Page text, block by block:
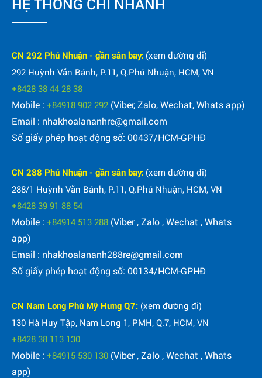
CN 292 Phú Nhuận - gần sân bay: (xem đường đi)
292 Huỳnh Văn Bánh, P.11, Q.Phú Nhuận, HCM, VN
+8428 38 44 28 38
Mobile : +84918 902 292 (Viber, Zalo, Wechat, Whats app)
Email : nhakhoalananhre@gmail.com
Số giấy phép hoạt động số: 00437/HCM-GPHĐ
CN 288 Phú Nhuận - gần sân bay: (xem đường đi)
288/1 Huỳnh Văn Bánh, P.11, Q.Phú Nhuận, HCM, VN
+8428 39 91 88 54
Mobile : +84914 513 288 (Viber , Zalo , Wechat , Whats
app)
Email : nhakhoalananh288re@gmail.com
Số giấy phép hoạt động số: 00134/HCM-GPHĐ
CN Nam Long Phú Mỹ Hưng Q7: (xem đường đi)
130 Hà Huy Tập, Nam Long 1, PMH, Q.7, HCM, VN
+8428 38 113 130
Mobile : +84915 530 130 (Viber , Zalo , Wechat , Whats
app)